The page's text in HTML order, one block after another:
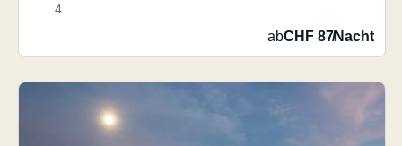
4
abCHF 87/Nacht